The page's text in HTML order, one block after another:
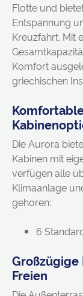
Flotte und
Entspannung
Kreuzfahrt. Mit
Komfort
griechischen
Die Aurora
Kabinen mit
verfügen alle
Klimaanlage
gehören:
6
Großzügige
Freien